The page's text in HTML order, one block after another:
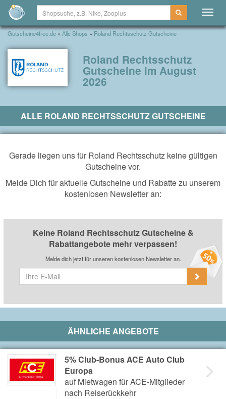
Gutscheine4free.de » Alle Shops » Roland Rechtsschutz Gutscheine
Roland Rechtsschutz
Gutscheine im August
2026
ALLE ROLAND RECHTSSCHUTZ GUTSCHEINE
Gerade liegen uns für Roland Rechtsschutz keine gültigen
Gutscheine vor.
Melde Dich für aktuelle Gutscheine und Rabatte zu unserem
kostenlosen Newsletter an:
Keine Roland Rechtsschutz Gutscheine &
Rabattangebote mehr verpassen!
Melde dich jetzt für unseren kostenlosen Newsletter an.
ÄHNLICHE ANGEBOTE
5% Club-Bonus ACE Auto Club
Europa
auf Mietwagen für ACE-Mitglieder
nach Reiserückkehr